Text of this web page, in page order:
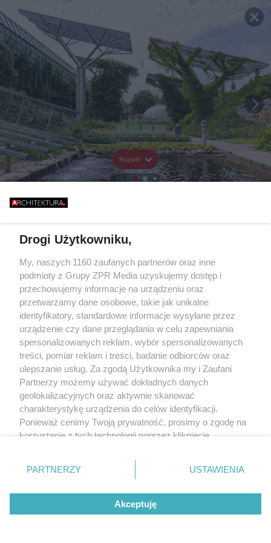
Rozwiń
Drogi Użytkowniku,
My, naszych 1160 zaufanych partnerów oraz inne
podmioty z Grupy ZPR Media uzyskujemy dostęp i
przechowujemy informacje na urządzeniu oraz
przetwarzamy dane osobowe, takie jak unikalne
identyfikatory, standardowe informacje wysyłane przez
urządzenie czy dane przeglądania w celu zapewniania
spersonalizowanych reklam, wybór spersonalizowanych
treści, pomiar reklam i treści, badanie odbiorców oraz
ulepszanie usług. Za zgodą Użytkownika my i Zaufani
Partnerzy możemy używać dokładnych danych
geolokalizacyjnych oraz aktywnie skanować
charakterystykę urządzenia do celów identyfikacji.
Ponieważ cenimy Twoją prywatność, prosimy o zgodę na
korzystanie z tych technologii poprzez kliknięcie
zmienić/wycofać klikając przycisk ustawień prywatności
znajdujący się w lewym dolnym rogu strony
rodzaje przetwarzania danych nie wymagają zgody
użytkownika, ale masz prawo sprzeciwić się takiemu
przetwarzaniu. Preferencje będą miały zastosowanie tylko
PARTNERZY USTAWIENIA
Akceptuję